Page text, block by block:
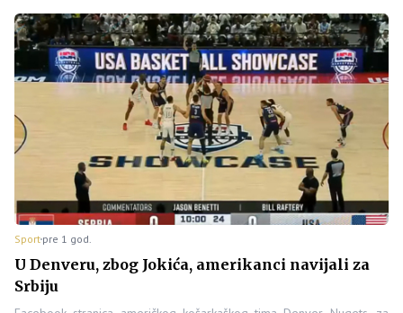
Sport pre 1 god.
U Denveru, zbog Jokića, amerikanci navijali za
Srbiju